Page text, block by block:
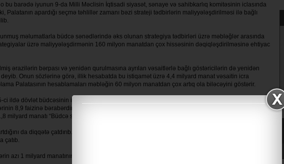
bu barədə iyunun 9-da Milli Məclisin İqtisadi siyasət, sənaye və sahibkarlıq komitəsinin iclasında
Palatanın apardığı seçmə təhlillər zamanı bəzi strateji tədbirlərin maliyyələşdirilməsi ilə bağlı
məlumatlarla büdcə sənədlərində əks olunan strategiya tədbirləri üzrə məbləğlər arasında
üzrə maliyyələşdirmənin 160 milyon manatdan çox hissəsinin dəqiqləşdirilməsinə ehtiyac
ərazilərin bərpası və yenidən qurulmasına ayrılan vəsaitlərlə bağlı göstəricilərin də yenidən
Onun sözlərinə görə, illik hesabatda bu istiqamət üzrə 4,4 milyard manat vəsaitin icra
Palatasının hesablamaları məbləğin 60 milyon manatdan çox artıq ola biləcəyini göstərir.
ildə dövlət büdcəsinin icrası zamanı edilən dəyişikliklərin ümumi həcmi 3,7 milyard manat olub.
8,9 faizinə bərabərdir. Müqayisə üçün, 2024-cü ildə bu göstərici 2,4 milyard manat təşkil edib.
milyard manatı “Büdcə sistemi haqqında” qanunun müvafiq maddələrinə əsasən həyata keçirilib.
da diqqətə çatdırıb. Onun sözlərinə görə, 2025-ci ildə debitor borclar 17 faiz və ya 1 milyard
çatıb.
azı 1 milyard manatının faktiki xərcə çevrilmədiyini göstərir”, - deyə o bildirib.